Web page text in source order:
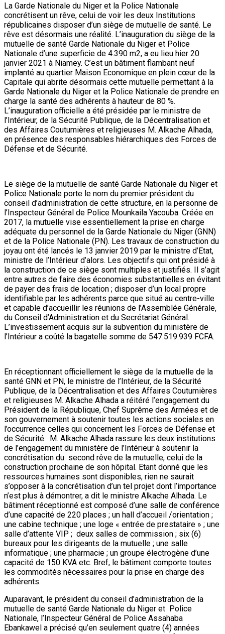
La Garde Nationale du Niger et la Police Nationale
concrétisent un rêve, celui de voir les deux Institutions
républicaines disposer d’un siège de mutuelle de santé. Le
rêve est désormais une réalité. L’inauguration du siège de la
mutuelle de santé Garde Nationale du Niger et Police
Nationale d’une superficie de 4.390 m2, a eu lieu hier 20
janvier 2021 à Niamey. C’est un bâtiment flambant neuf
implanté au quartier Maison Economique en plein cœur de la
Capitale qui abrite désormais cette mutuelle permettant à la
Garde Nationale du Niger et la Police Nationale de prendre en
charge la santé des adhérents à hauteur de 80 %.
L’inauguration officielle a été présidée par le ministre de
l’Intérieur, de la Sécurité Publique, de la Décentralisation et
des Affaires Coutumières et religieuses M. Alkache Alhada,
en présence des responsables hiérarchiques des Forces de
Défense et de Sécurité.
Le siège de la mutuelle de santé Garde Nationale du Niger et
Police Nationale porte le nom du premier président du
conseil d’administration de cette structure, en la personne de
l’Inspecteur Général de Police Mounkaila Yacouba. Créée en
2017, la mutuelle vise essentiellement la prise en charge
adéquate du personnel de la Garde Nationale du Niger (GNN)
et de la Police Nationale (PN). Les travaux de construction du
joyau ont été lancés le 13 janvier 2019 par le ministre d’Etat,
ministre de l’Intérieur d’alors. Les objectifs qui ont présidé à
la construction de ce siège sont multiples et justifiés. Il s’agit
entre autres de faire des économies substantielles en évitant
de payer des frais de location ; disposer d’un local propre
identifiable par les adhérents parce que situé au centre-ville
et capable d’accueillir les réunions de l’Assemblée Générale,
du Conseil d’Administration et du Secrétariat Général.
L’investissement acquis sur la subvention du ministère de
l’Intérieur a coûté la bagatelle somme de 547.519.939 FCFA.
En réceptionnant officiellement le siège de la mutuelle de la
santé GNN et PN, le ministre de l’Intérieur, de la Sécurité
Publique, de la Décentralisation et des Affaires Coutumières
et religieuses M. Alkache Alhada a réitéré l’engagement du
Président de la République, Chef Suprême des Armées et de
son gouvernement à soutenir toutes les actions sociales en
l’occurrence celles qui concernent les Forces de Défense et
de Sécurité. M. Alkache Alhada rassure les deux institutions
de l’engagement du ministère de l’Intérieur à soutenir la
concrétisation du second rêve de la mutuelle, celui de la
construction prochaine de son hôpital. Etant donné que les
ressources humaines sont disponibles, rien ne saurait
s’opposer à la concrétisation d’un tel projet dont l’importance
n’est plus à démontrer, a dit le ministre Alkache Alhada. Le
bâtiment réceptionné est composé d’une salle de conférence
d’une capacité de 220 places ; un hall d’accueil /orientation ;
une cabine technique ; une loge « entrée de prestataire » ; une
salle d’attente VIP ; deux salles de commission ; six (6)
bureaux pour les dirigeants de la mutuelle ; une salle
informatique ; une pharmacie ; un groupe électrogène d’une
capacité de 150 KVA etc. Bref, le bâtiment comporte toutes
les commodités nécessaires pour la prise en charge des
adhérents.
Auparavant, le président du conseil d’administration de la
mutuelle de santé Garde Nationale du Niger et Police
Nationale, l’Inspecteur Général de Police Assahaba
Ebankawel a précisé qu’en seulement quatre (4) années